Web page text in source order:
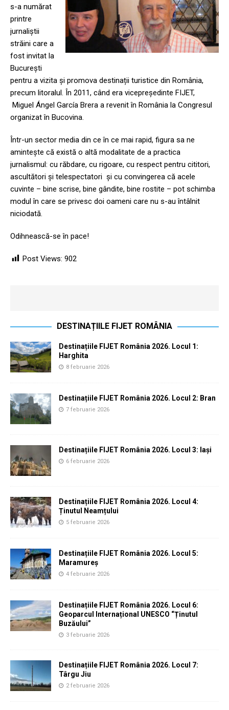
s-a numărat
printre
jurnaliștii
străini care a
fost invitat la
București
pentru a vizita și promova destinații turistice din România,
precum litoralul. În 2011, când era vicepreședinte FIJET,
Miguel Ángel García Brera a revenit în România la Congresul
organizat în Bucovina.
Într-un sector media din ce în ce mai rapid, figura sa ne
amintește că există o altă modalitate de a practica
jurnalismul: cu răbdare, cu rigoare, cu respect pentru cititori,
ascultători și telespectatori și cu convingerea că acele
cuvinte – bine scrise, bine gândite, bine rostite – pot schimba
modul în care se privesc doi oameni care nu s-au întâlnit
niciodată.
Odihnească-se în pace!
Post Views: 902
DESTINAȚIILE FIJET ROMÂNIA
Destinațiile FIJET România 2026. Locul 1:
Harghita
8 februarie 2026
Destinațiile FIJET România 2026. Locul 2: Bran
7 februarie 2026
Destinațiile FIJET România 2026. Locul 3: Iași
6 februarie 2026
Destinațiile FIJET România 2026. Locul 4:
Ținutul Neamțului
5 februarie 2026
Destinațiile FIJET România 2026. Locul 5:
Maramureș
4 februarie 2026
Destinațiile FIJET România 2026. Locul 6:
Geoparcul Internațional UNESCO “Ținutul
Buzăului”
3 februarie 2026
Destinațiile FIJET România 2026. Locul 7:
Târgu Jiu
2 februarie 2026